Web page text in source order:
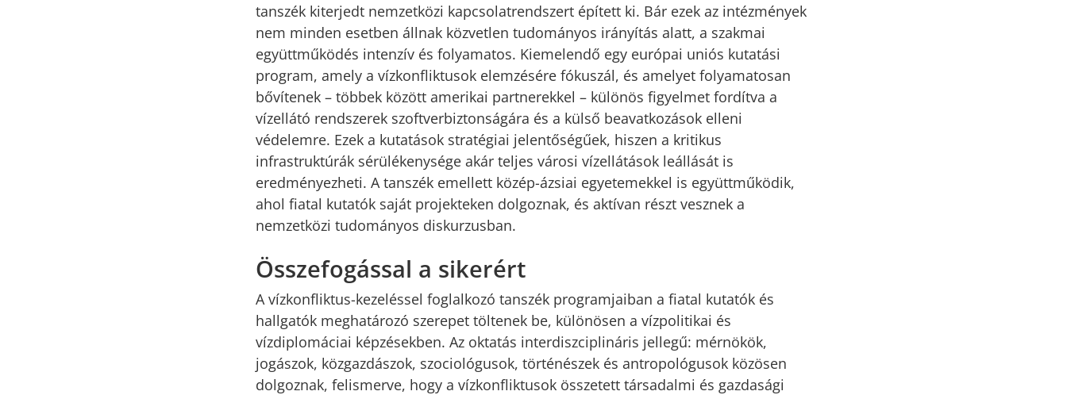
tanszék kiterjedt nemzetközi kapcsolatrendszert épített ki. Bár ezek az intézmények
nem minden esetben állnak közvetlen tudományos irányítás alatt, a szakmai
együttműködés intenzív és folyamatos. Kiemelendő egy európai uniós kutatási
program, amely a vízkonfliktusok elemzésére fókuszál, és amelyet folyamatosan
bővítenek – többek között amerikai partnerekkel – különös figyelmet fordítva a
vízellátó rendszerek szoftverbiztonságára és a külső beavatkozások elleni
védelemre. Ezek a kutatások stratégiai jelentőségűek, hiszen a kritikus
infrastruktúrák sérülékenysége akár teljes városi vízellátások leállását is
eredményezheti. A tanszék emellett közép-ázsiai egyetemekkel is együttműködik,
ahol fiatal kutatók saját projekteken dolgoznak, és aktívan részt vesznek a
nemzetközi tudományos diskurzusban.
Összefogással a sikerért
A vízkonfliktus-kezeléssel foglalkozó tanszék programjaiban a fiatal kutatók és
hallgatók meghatározó szerepet töltenek be, különösen a vízpolitikai és
vízdiplomáciai képzésekben. Az oktatás interdiszciplináris jellegű: mérnökök,
jogászok, közgazdászok, szociológusok, történészek és antropológusok közösen
dolgoznak, felismerve, hogy a vízkonfliktusok összetett társadalmi és gazdasági